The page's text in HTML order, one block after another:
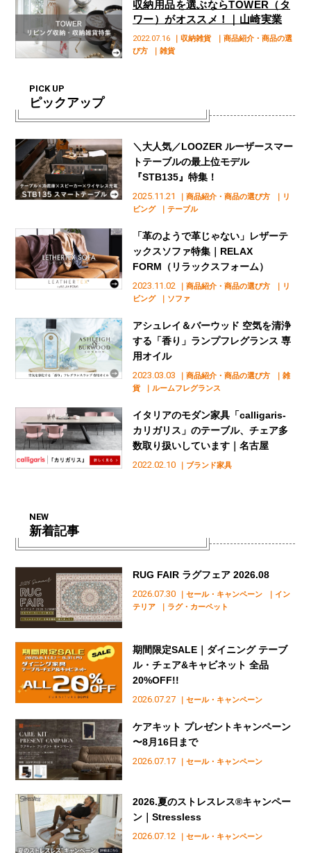
2022.07.16 ｜収納雑貨
｜商品紹介・商品の選
び方
｜雑貨
収納用品を選ぶならTOWER（タ
ワー）がオススメ！｜山崎実業
PICK UP
ピックアップ
2025.11.21 ｜商品紹介・商品の選び方
｜リ
ビング
｜テーブル
＼大人気／LOOZER ルーザースマー
トテーブルの最上位モデル
『STB135』特集！
2023.11.02 ｜商品紹介・商品の選び方
｜リ
ビング
｜ソファ
「革のようで革じゃない」レザーテ
ックスソファ特集｜RELAX
FORM（リラックスフォーム）
2023.03.03 ｜商品紹介・商品の選び方
｜雑
貨
｜ルームフレグランス
アシュレイ＆バーウッド 空気を清浄
する「香り」ランプフレグランス 専
用オイル
2022.02.10 ｜ブランド家具
イタリアのモダン家具「calligaris-
カリガリス」のテーブル、チェア多
数取り扱いしています｜名古屋
NEW
新着記事
2026.07.30 ｜セール・キャンペーン
｜イン
テリア
｜ラグ・カーペット
RUG FAIR ラグフェア 2026.08
2026.07.27 ｜セール・キャンペーン
期間限定SALE｜ダイニング テーブ
ル・チェア&キャビネット 全品
20%OFF!!
2026.07.17 ｜セール・キャンペーン
ケアキット プレゼントキャンペーン
〜8月16日まで
2026.07.12 ｜セール・キャンペーン
2026.夏のストレスレス®︎キャンペー
ン｜Stressless